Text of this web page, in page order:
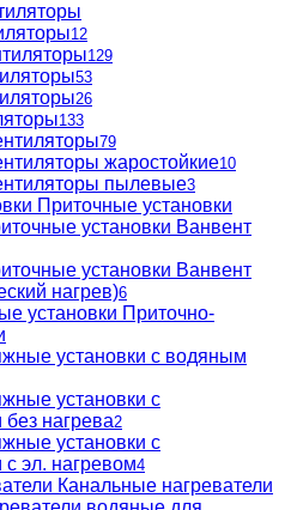
12
129
53
26
133
79
жаростойкие10
пылевые3
Приточные установки
установки Ванвент
установки Ванвент
нагрев)6
Приточно-
установки с водяным
установки с
нагрева2
установки с
с эл. нагревом4
Канальные нагреватели